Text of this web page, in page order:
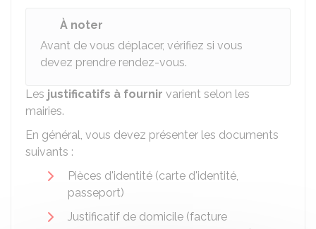
À noter
Avant de vous déplacer, vérifiez si vous
devez prendre rendez-vous.
Les justificatifs à fournir varient selon les
mairies.
En général, vous devez présenter les documents
suivants :
Pièces d'identité (carte d'identité,
passeport)
Justificatif de domicile (facture